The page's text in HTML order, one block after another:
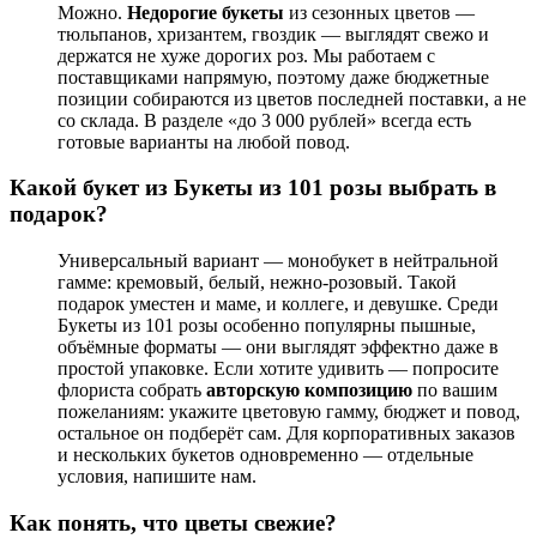
Можно. Недорогие букеты из сезонных цветов —
тюльпанов, хризантем, гвоздик — выглядят свежо и
держатся не хуже дорогих роз. Мы работаем с
поставщиками напрямую, поэтому даже бюджетные
позиции собираются из цветов последней поставки, а не
со склада. В разделе «до 3 000 рублей» всегда есть
готовые варианты на любой повод.
Какой букет из Букеты из 101 розы выбрать в
подарок?
Универсальный вариант — монобукет в нейтральной
гамме: кремовый, белый, нежно-розовый. Такой
подарок уместен и маме, и коллеге, и девушке. Среди
Букеты из 101 розы особенно популярны пышные,
объёмные форматы — они выглядят эффектно даже в
простой упаковке. Если хотите удивить — попросите
флориста собрать авторскую композицию по вашим
пожеланиям: укажите цветовую гамму, бюджет и повод,
остальное он подберёт сам. Для корпоративных заказов
и нескольких букетов одновременно — отдельные
условия, напишите нам.
Как понять, что цветы свежие?